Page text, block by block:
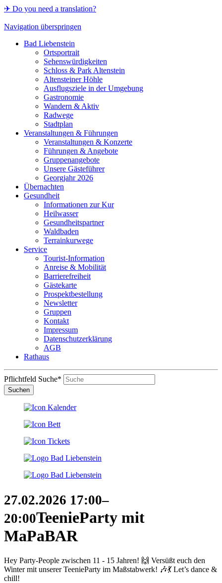
✈ Do you need a translation?
Navigation überspringen
Bad Liebenstein
Ortsportrait
Sehenswürdigkeiten
Schloss & Park Altenstein
Altensteiner Höhle
Ausflugsziele in der Umgebung
Gastronomie
Wandern & Aktiv
Radwege
Stadtplan
Veranstaltungen & Führungen
Veranstaltungen & Konzerte
Führungen & Angebote
Gruppenangebote
Unsere Gästeführer
Georgjahr 2026
Übernachten
Gesundheit
Informationen zur Kur
Heilwasser
Gesundheitspartner
Waldbaden
Terrainkurwege
Service
Tourist-Information
Anreise & Mobilität
Barrierefreiheit
Gästekarte
Prospektbestellung
Newsletter
Gruppen
Kontakt
Impressum
Datenschutzerklärung
AGB
Rathaus
Pflichtfeld Suche*
Suchen
27.02.2026 17:00–
20:00TeenieParty mit
MaPaBAR
Hey Party-People zwischen 11 - 15 Jahren! 🙌 Versüßt euch den
Winter mit unserer TeenieParty im Maßstabwerk! 🎶💃 Let’s dance &
chill!